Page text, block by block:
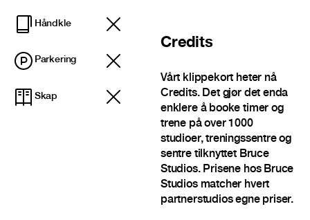
Håndkle
Parkering
Skap
Credits
Vårt klippekort heter nå
Credits. Det gjør det enda
enklere å booke timer og
trene på over 1000
studioer, treningssentre og
sentre tilknyttet Bruce
Studios. Prisene hos Bruce
Studios matcher hvert
partnerstudios egne priser.